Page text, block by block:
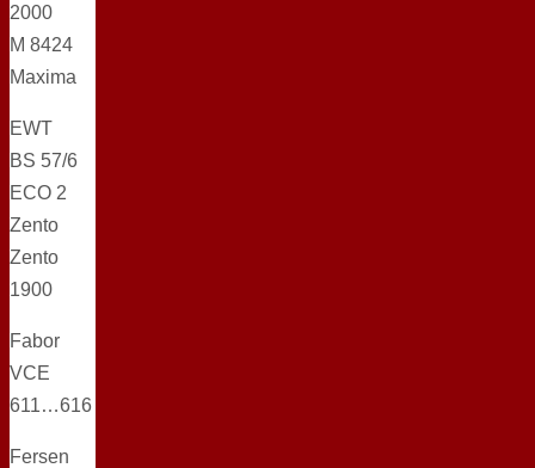
2000
M 8424
Maxima
EWT
BS 57/6
ECO 2
Zento
Zento
1900
Fabor
VCE
611…616
Fersen